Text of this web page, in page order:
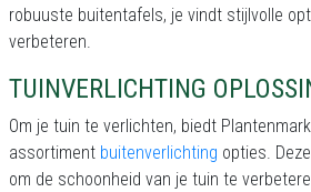
robuuste buitentafels, je vindt stijlvolle
verbeteren.
TUINVERLICHTING
Om je tuin te verlichten, biedt
assortiment buitenverlichting opties.
om de schoonheid van je tuin te